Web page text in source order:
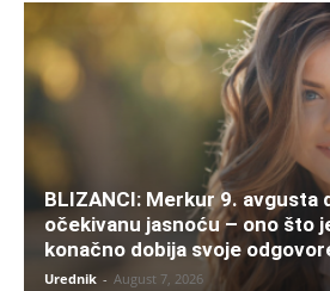
BLIZANCI: Merkur 9. avgusta
očekivanu jasnoću – ono što
konačno dobija svoje
Urednik - August 7, 2026